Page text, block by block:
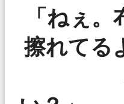
「ねぇ
擦れてる